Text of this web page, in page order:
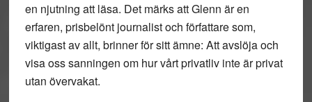
en njutning att läsa. Det märks att Glenn är en
erfaren, prisbelönt journalist och författare som,
viktigast av allt, brinner för sitt ämne: Att avslöja och
visa oss sanningen om hur vårt privatliv inte är privat
utan övervakat.